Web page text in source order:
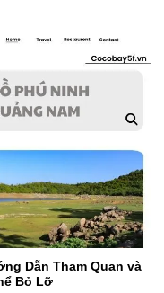
Dẫn Tham Quan và
Bỏ Lỡ